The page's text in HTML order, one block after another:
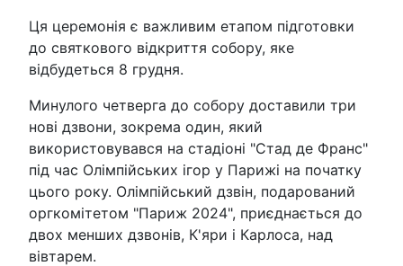
Ця церемонія є важливим етапом підготовки
до святкового відкриття собору, яке
відбудеться 8 грудня.
Минулого четверга до собору доставили три
нові дзвони, зокрема один, який
використовувався на стадіоні "Стад де Франс"
під час Олімпійських ігор у Парижі на початку
цього року. Олімпійський дзвін, подарований
оргкомітетом "Париж 2024", приєднається до
двох менших дзвонів, К'яри і Карлоса, над
вівтарем.